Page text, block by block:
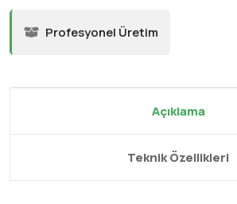
Profesyonel Üretim
Açıklama
Teknik Özellikleri